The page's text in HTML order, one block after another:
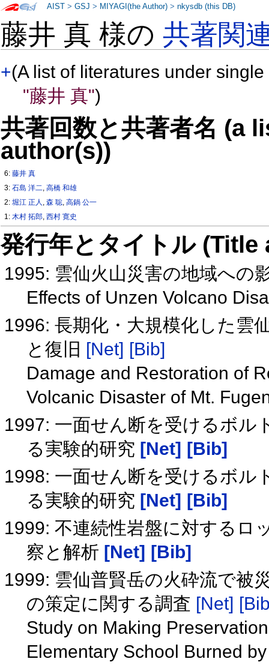
藤井 真 様の共著関
+(A list of literatures under
"藤井 真")
共著回数と共著者名 (a
author(s))
6:藤井 真
3:石島 洋二,高橋 和雄
2:堀江 正人 ,森 聡,高鍋 公一
1:木村 拓郎,西村 寛史
発行年とタイトル
1995: 雲仙火山災害の地域への
Effects of Unzen Volcano
1996: 長期化・大規模化した雲
と復旧 [Net] [Bib]
Damage and Restoration of
Volcanic Disaster of Mt.
1997: 一面せん断を受けるボル
る実験的研究 [Net] [Bib]
1998: 一面せん断を受けるボル
る実験的研究 [Net] [Bib]
1999: 不連続性岩盤に対するロ
察と解析 [Net] [Bib]
1999: 雲仙普賢岳の火砕流で被
の策定に関する調査 [Net]
Study on Making
Elementary School Burned
AIST >GSJ > MIYAGI(the Author) >nkysdb (this DB)